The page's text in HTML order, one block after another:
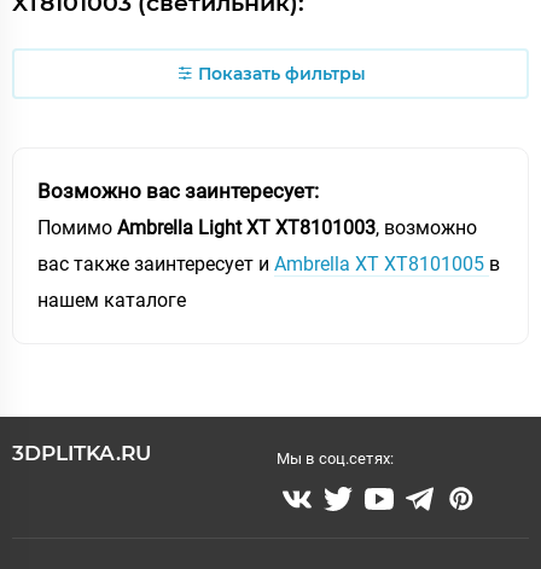
Показать фильтры
Возможно вас заинтересует:
Помимо Ambrella Light XT XT8101003, возможно
вас также заинтересует и Ambrella XT XT8101005 в
нашем каталоге
3DPLITKA.RU Мы в соц.сетях: